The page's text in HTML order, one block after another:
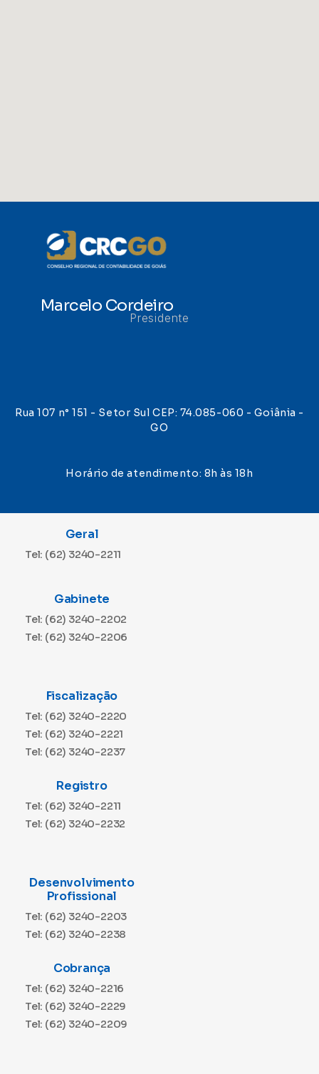
Marcelo Cordeiro
Presidente
Rua 107 n° 151 - Setor Sul CEP: 74.085-060 - Goiânia -
GO
Horário de atendimento: 8h às 18h
Geral
Tel: (62) 3240-2211
Gabinete
Tel: (62) 3240-2202
Tel: (62) 3240-2206
Fiscalização
Tel: (62) 3240-2220
Tel: (62) 3240-2221
Tel: (62) 3240-2237
Registro
Tel: (62) 3240-2211
Tel: (62) 3240-2232
Desenvolvimento
Profissional
Tel: (62) 3240-2203
Tel: (62) 3240-2238
Cobrança
Tel: (62) 3240-2216
Tel: (62) 3240-2229
Tel: (62) 3240-2209